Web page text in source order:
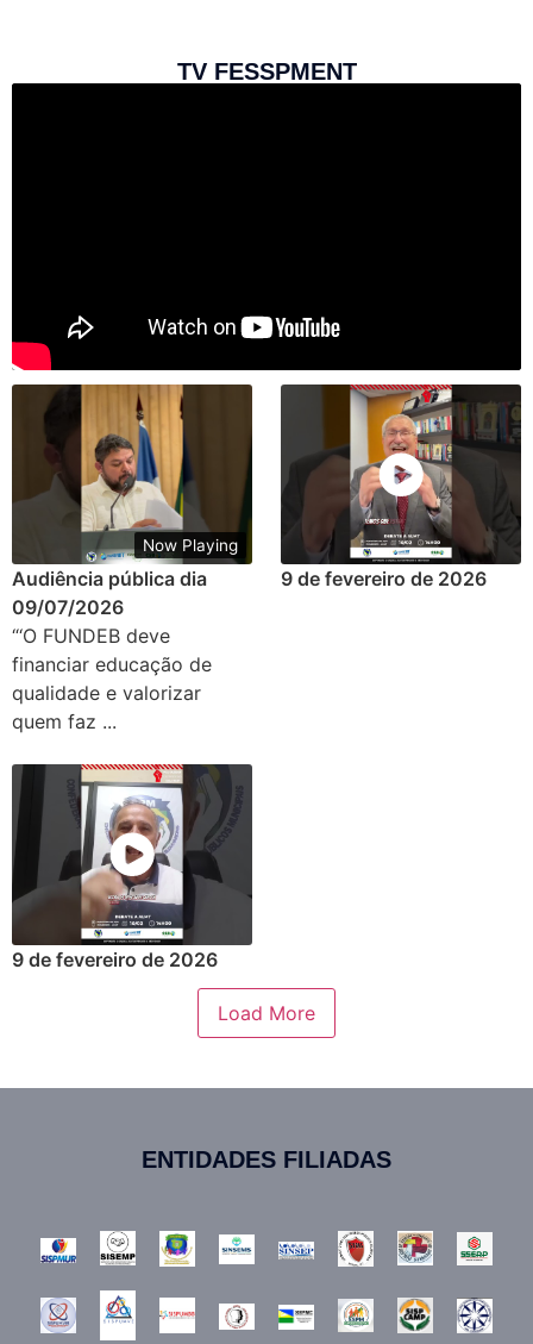
TV FESSPMENT
Now Playing
Audiência pública dia
09/07/2026
“‘O FUNDEB deve
financiar educação de
qualidade e valorizar
quem faz ...
9 de fevereiro de 2026
9 de fevereiro de 2026
Load More
ENTIDADES FILIADAS